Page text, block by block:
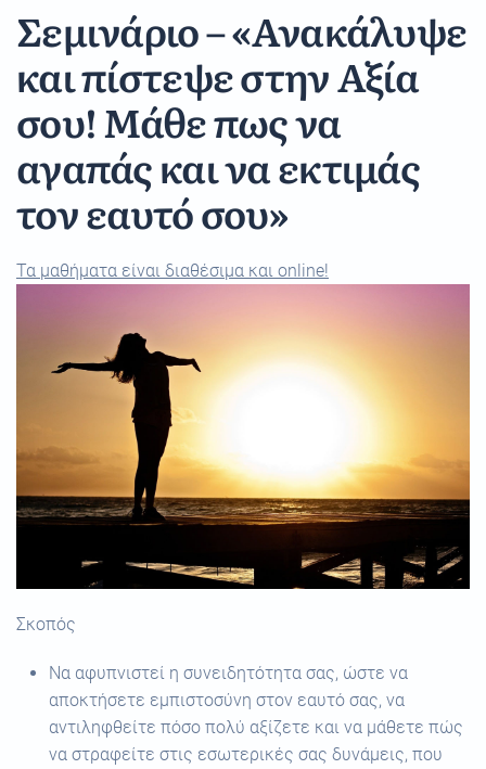
Σεμινάριο – «Ανακάλυψε
και πίστεψε στην Αξία
σου! Μάθε πως να
αγαπάς και να εκτιμάς
τον εαυτό σου»
Τα μαθήματα είναι διαθέσιμα και online!
Σκοπός
Να αφυπνιστεί η συνειδητότητα σας, ώστε να
αποκτήσετε εμπιστοσύνη στον εαυτό σας, να
αντιληφθείτε πόσο πολύ αξίζετε και να μάθετε πώς
να στραφείτε στις εσωτερικές σας δυνάμεις, που